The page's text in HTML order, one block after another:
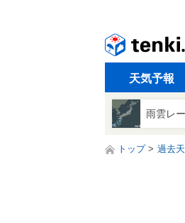
天気予報
雨雲レ
トップ 過去